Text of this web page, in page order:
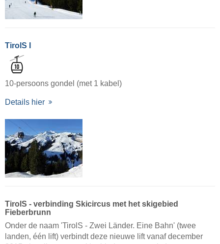
TirolS I
10-persoons gondel (met 1 kabel)
Details hier
TirolS - verbinding Skicircus met het skigebied
Fieberbrunn
Onder de naam 'TirolS - Zwei Länder. Eine Bahn' (twee
landen, één lift) verbindt deze nieuwe lift vanaf december